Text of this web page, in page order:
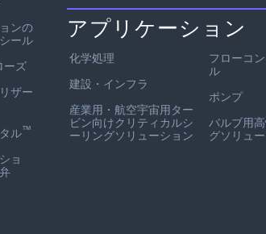
ンの
ール
ーズ
ザー
ル™
ョ
アプリケーション
化学処理
建設・インフラ
産業用・航空宇宙用ター
ビン向けクリティカルシ
ーリングソリューション
フローコ
ル
ポンプ
バルブ用
グソリュ